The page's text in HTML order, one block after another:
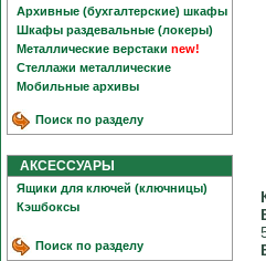
Архивные (бухгалтерские) шкафы
Шкафы раздевальные (локеры)
Металлические верстаки new!
Стеллажи металлические
Мобильные архивы
Поиск по разделу
АКСЕССУАРЫ
Ящики для ключей (ключницы)
Кэшбоксы
Поиск по разделу